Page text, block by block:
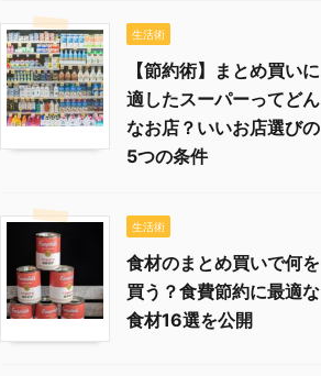
生活術
【節約術】まとめ買いに
適したスーパーってどん
なお店？いいお店選びの
5つの条件
生活術
食材のまとめ買いで何を
買う？食費節約に最適な
食材16選を公開